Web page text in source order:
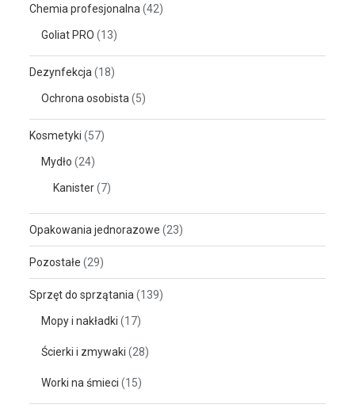
Chemia profesjonalna (42)
Goliat PRO (13)
Dezynfekcja (18)
Ochrona osobista (5)
Kosmetyki (57)
Mydło (24)
Kanister (7)
Opakowania jednorazowe (23)
Pozostałe (29)
Sprzęt do sprzątania (139)
Mopy i nakładki (17)
Ścierki i zmywaki (28)
Worki na śmieci (15)